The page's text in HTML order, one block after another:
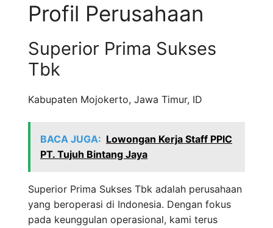
Profil Perusahaan
Superior Prima Sukses
Tbk
Kabupaten Mojokerto, Jawa Timur, ID
BACA JUGA: Lowongan Kerja Staff PPIC
PT. Tujuh Bintang Jaya
Superior Prima Sukses Tbk adalah perusahaan
yang beroperasi di Indonesia. Dengan fokus
pada keunggulan operasional, kami terus